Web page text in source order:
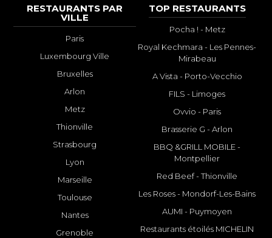
RESTAURANTS PAR
VILLE
Paris
Luxembourg Ville
Bruxelles
Arlon
Metz
Thionville
Strasbourg
Lyon
Marseille
Toulouse
Nantes
Grenoble
TOP RESTAURANTS
Pocha ! - Metz
Royal Kechmara - Les Pennes-
Mirabeau
A Vista - Porto-Vecchio
FILS - Limoges
Ovvio - Paris
Brasserie G - Arlon
BBQ &GRILL MOBILE -
Montpellier
Red Beef - Thionville
Les Roses - Mondorf-Les-Bains
AUMI - Puymoyen
Restaurants étoilés MICHELIN